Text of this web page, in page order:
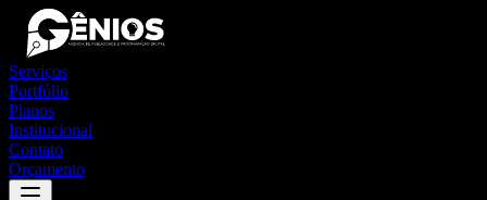
Serviços
Portfólio
Planos
Institucional
Contato
Orçamento